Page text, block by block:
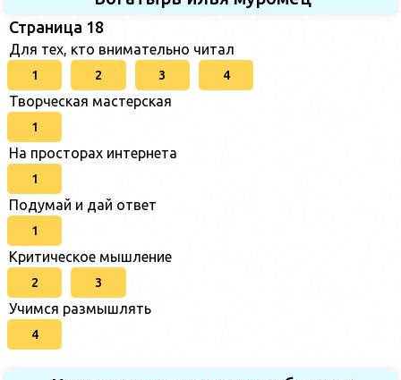
Страница 18
Для тех, кто внимательно читал
1 2 3 4
Творческая мастерская
1
На просторах интернета
1
Подумай и дай ответ
1
Критическое мышление
2 3
Учимся размышлять
4